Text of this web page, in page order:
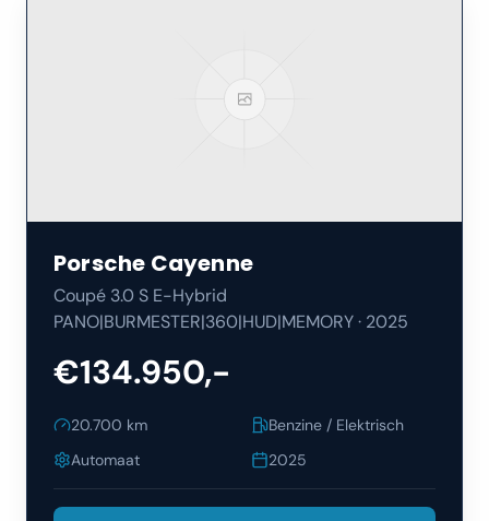
Porsche Cayenne
Coupé 3.0 S E-Hybrid
PANO|BURMESTER|360|HUD|MEMORY· 2025
€134.950,-
20.700 km
Benzine / Elektrisch
Automaat
2025